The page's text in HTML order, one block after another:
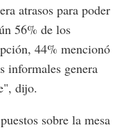
atrasos para poder
56% de los
44% mencionó
informales genera
dijo.
sobre la mesa